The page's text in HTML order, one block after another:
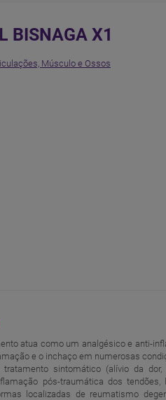
BISNAGA X1
Músculo e Ossos
atua como um analgésico e anti-
e o inchaço em numerosas
tratamento sintomático (alívio da
pós-traumática dos
localizadas de reumatismo